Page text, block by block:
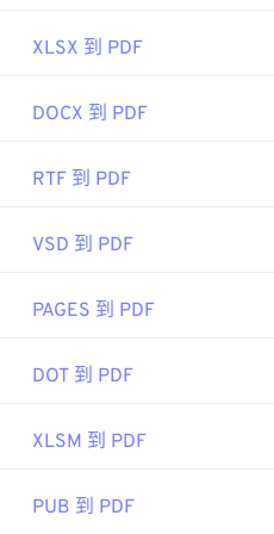
XLSX 到 PDF
DOCX 到 PDF
RTF 到 PDF
VSD 到 PDF
PAGES 到 PDF
DOT 到 PDF
XLSM 到 PDF
PUB 到 PDF